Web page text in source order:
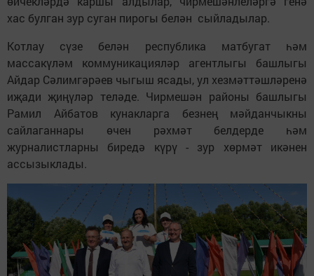
хас булган зур суган пирогы белән сыйладылар.
Котлау сүзе белән республика матбугат һәм
массакүләм коммуникацияләр агентлыгы башлыгы
Айдар Сәлимгәрәев чыгыш ясады, ул хезмәттәшләренә
иҗади җиңүләр теләде. Чирмешән районы башлыгы
Рамил Айбатов кунакларга безнең мәйданчыкны
сайлаганнары өчен рәхмәт белдерде һәм
журналистларны биредә күрү - зур хөрмәт икәнен
ассызыклады.